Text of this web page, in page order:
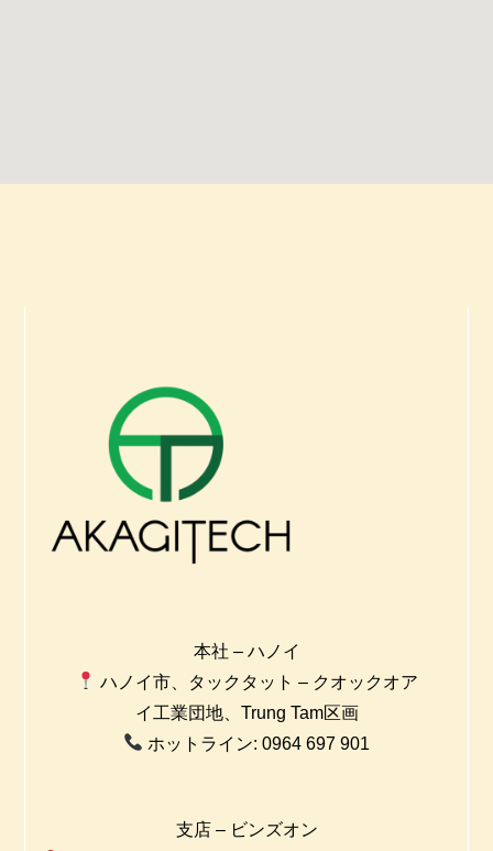
本社 – ハノイ
ハノイ市、タックタット – クオックオア
イ工業団地、Trung Tam区画
ホットライン: 0964 697 901
支店 – ビンズオン